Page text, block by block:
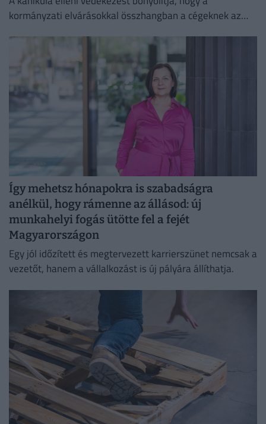
kormányzati elvárásokkal összhangban a cégeknek az
Így mehetsz hónapokra is szabadságra
anélkül, hogy rámenne az állásod: új
munkahelyi fogás ütötte fel a fejét
Magyarországon
Egy jól időzített és megtervezett karrierszünet nemcsak a
vezetőt, hanem a vállalkozást is új pályára állíthatja.